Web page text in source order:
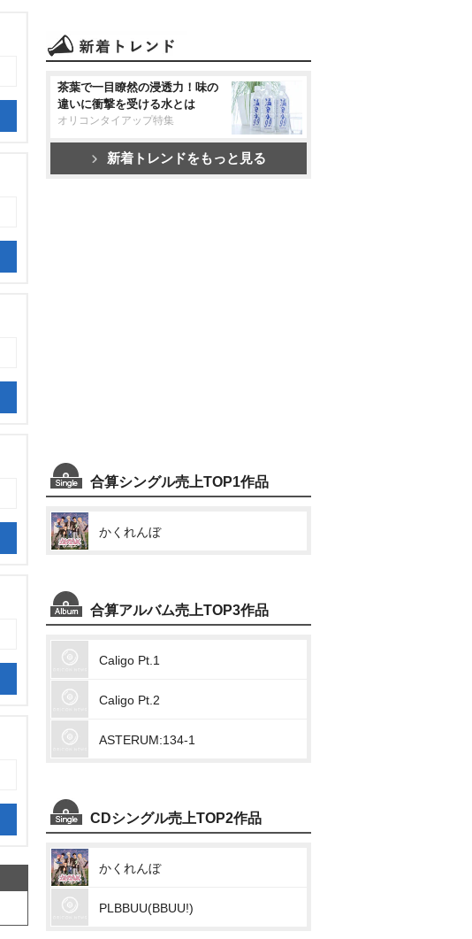
茶葉で一目瞭然の浸透力！味の
違いに衝撃を受ける水とは
オリコンタイアップ特集
新着トレンドをもっと見る
合算シングル売上TOP1作品
かくれんぼ
合算アルバム売上TOP3作品
Caligo Pt.1
Caligo Pt.2
ASTERUM:134-1
CDシングル売上TOP2作品
かくれんぼ
PLBBUU(BBUU!)